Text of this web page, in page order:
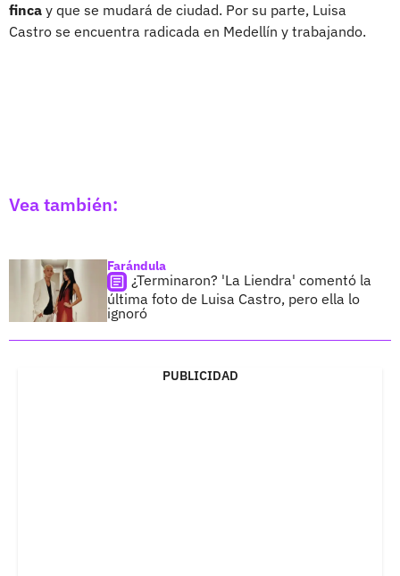
finca y que se mudará de ciudad. Por su parte, Luisa
Castro se encuentra radicada en Medellín y trabajando.
Vea también:
Farándula
¿Terminaron? 'La Liendra' comentó la
última foto de Luisa Castro, pero ella lo
ignoró
PUBLICIDAD